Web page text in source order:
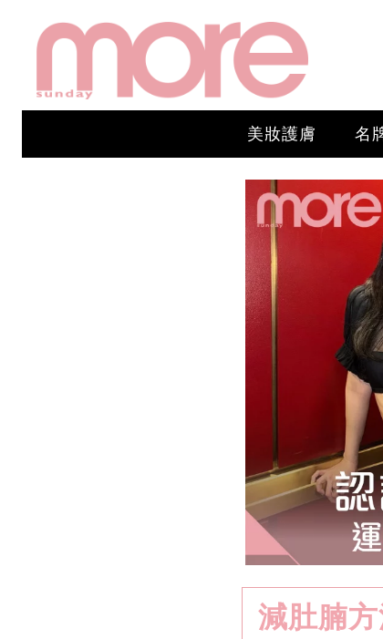
美妝護膚 名
減肚腩